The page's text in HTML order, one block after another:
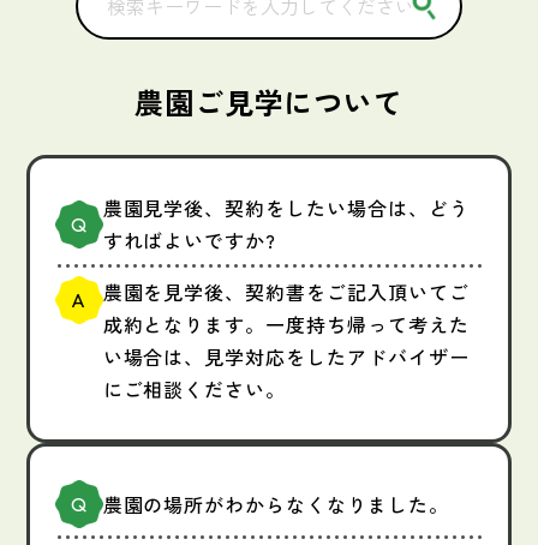
農園ご見学について
農園見学後、契約をしたい場合は、どう
すればよいですか?
農園を見学後、契約書をご記入頂いてご
成約となります。一度持ち帰って考えた
い場合は、見学対応をしたアドバイザー
にご相談ください。
農園の場所がわからなくなりました。